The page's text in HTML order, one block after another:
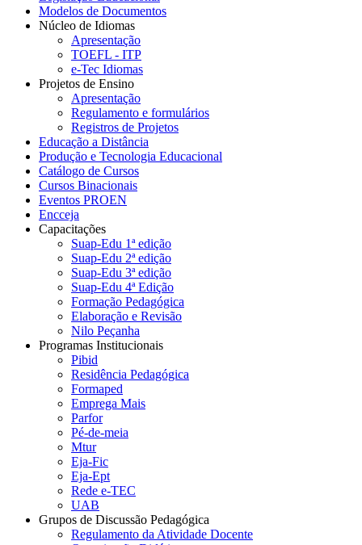
Modelos de Documentos
Núcleo de Idiomas
Apresentação
TOEFL - ITP
e-Tec Idiomas
Projetos de Ensino
Apresentação
Regulamento e formulários
Registros de Projetos
Educação a Distância
Produção e Tecnologia Educacional
Catálogo de Cursos
Cursos Binacionais
Eventos PROEN
Encceja
Capacitações
Suap-Edu 1ª edição
Suap-Edu 2ª edição
Suap-Edu 3ª edição
Suap-Edu 4ª Edição
Formação Pedagógica
Elaboração e Revisão
Nilo Peçanha
Programas Institucionais
Pibid
Residência Pedagógica
Formaped
Emprega Mais
Parfor
Pé-de-meia
Mtur
Eja-Fic
Eja-Ept
Rede e-TEC
UAB
Grupos de Discussão Pedagógica
Regulamento da Atividade Docente